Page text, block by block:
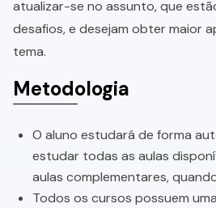
atualizar-se no assunto, que
desafios, e desejam obter maior
tema.
Metodologia
O aluno estudará de forma
estudar todas as aulas
aulas complementares,
Todos os cursos possuem